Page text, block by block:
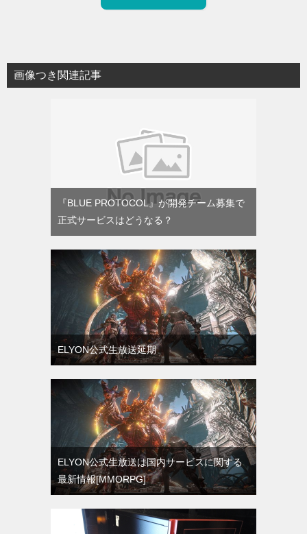
画像つき関連記事
『BLUE PROTOCOL』が開発チーム募集で
正式サービスはどうなる？
ELYON公式生放送延期
ELYON公式生放送は国内サービスに関する
最新情報[MMORPG]